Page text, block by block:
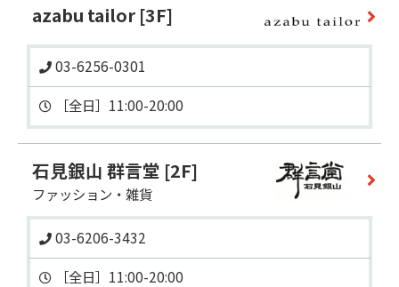
azabu tailor [3F]
03-6256-0301
石見銀山 群言堂 [2F]
ファッション・雑貨
03-6206-3432
［全日］11:00-20:00